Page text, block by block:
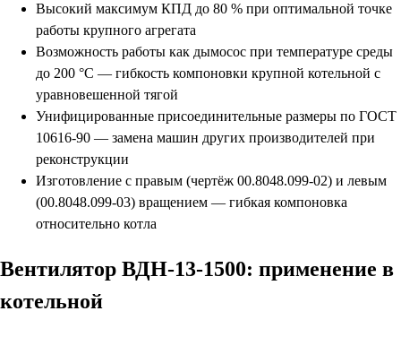
Высокий максимум КПД до 80 % при оптимальной точке
работы крупного агрегата
Возможность работы как дымосос при температуре среды
до 200 °С — гибкость компоновки крупной котельной с
уравновешенной тягой
Унифицированные присоединительные размеры по ГОСТ
10616-90 — замена машин других производителей при
реконструкции
Изготовление с правым (чертёж 00.8048.099-02) и левым
(00.8048.099-03) вращением — гибкая компоновка
относительно котла
Вентилятор ВДН-13-1500: применение в
котельной